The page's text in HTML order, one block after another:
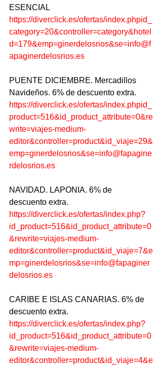
ESENCIAL
https://diverclick.es/ofertas/index.phpid_
category=20&controller=category&hotel
d=179&emp=ginerdelosrios&se=info@f
apaginerdelosrios.es
PUENTE DICIEMBRE. Mercadillos
Navideños. 6% de descuento extra.
https://diverclick.es/ofertas/index.phpid_
product=516&id_product_attribute=0&re
write=viajes-medium-
editor&controller=product&id_viaje=29&
emp=ginerdelosrios&se=info@fapagine
rdelosrios.es
NAVIDAD. LAPONIA. 6% de
descuento extra.
https://diverclick.es/ofertas/index.php?
id_product=516&id_product_attribute=0
&rewrite=viajes-medium-
editor&controller=product&id_viaje=7&e
mp=ginerdelosrios&se=info@fapaginer
delosrios.es
CARIBE E ISLAS CANARIAS. 6% de
descuento extra.
https://diverclick.es/ofertas/index.php?
id_product=516&id_product_attribute=0
&rewrite=viajes-medium-
editor&controller=product&id_viaje=4&e